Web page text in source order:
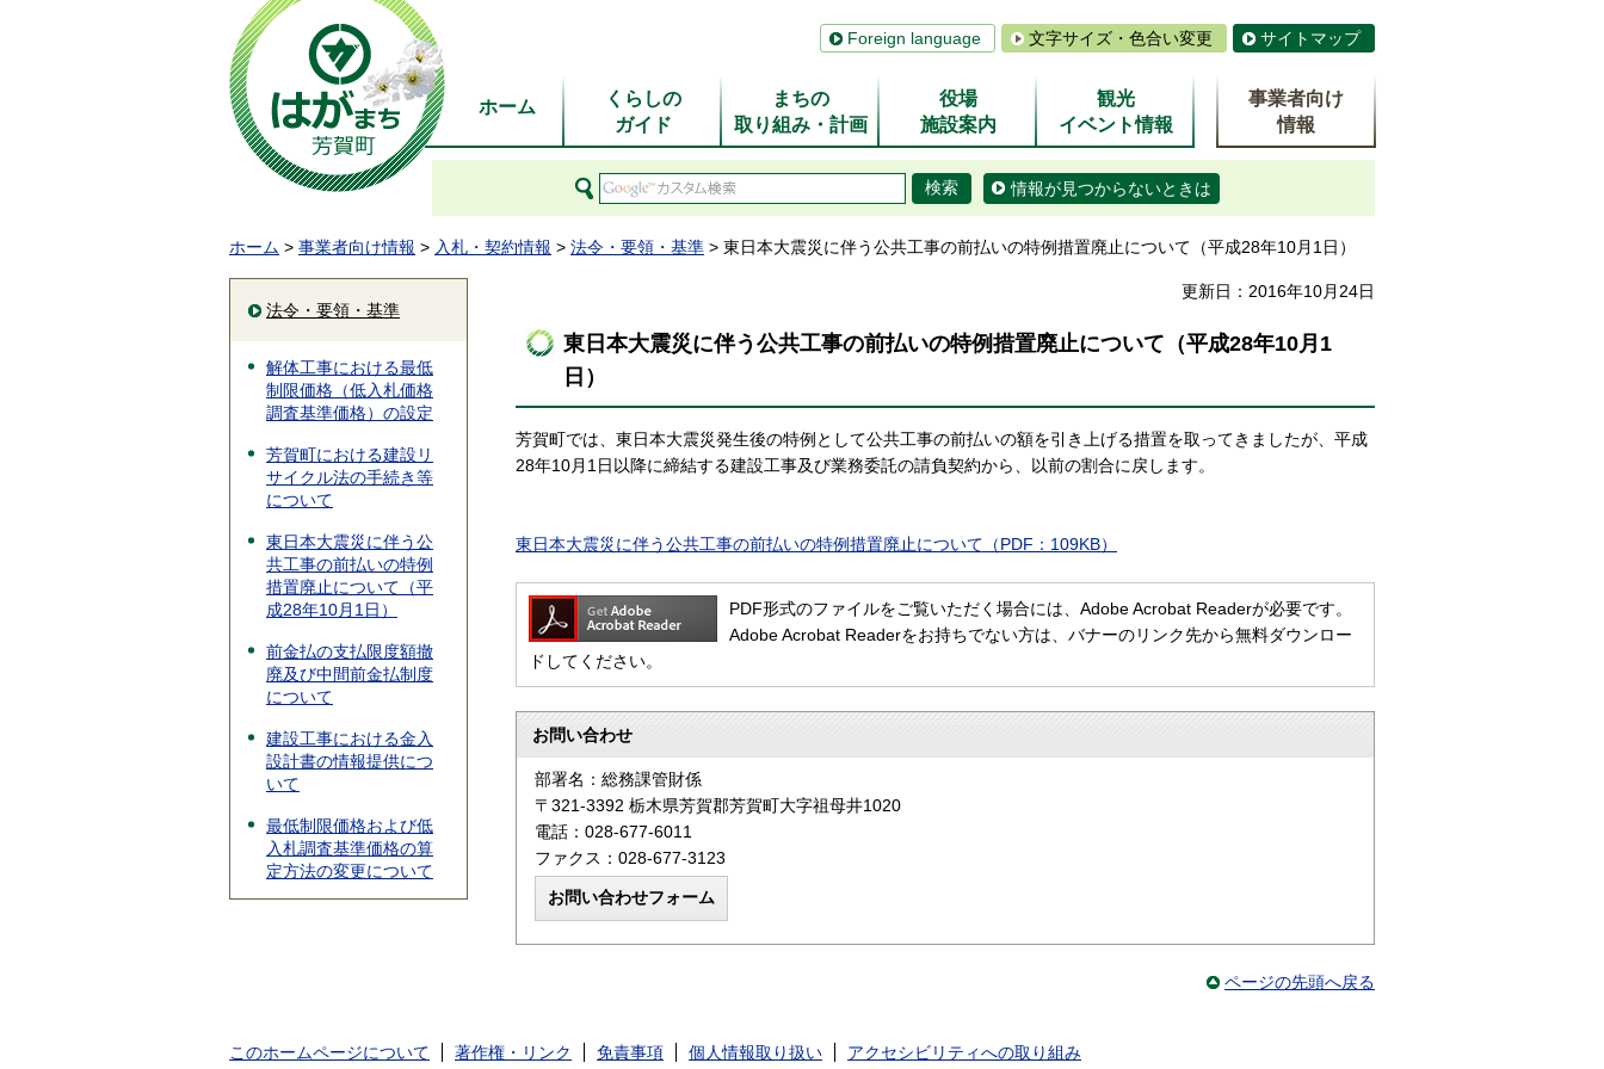
Foreign language 文字サイズ・色合い変更 サイトマップ
ホーム
くらしの
ガイド
まちの
取り組み・計画
役場
施設案内
観光
イベント情報
事業者向け
情報
情報が見つからないときは
ホーム > 事業者向け情報 > 入札・契約情報 > 法令・要領・基準 > 東日本大震災に伴う公共工事の前払いの特例措置廃止について（平成28年10月1日）
法令・要領・基準
解体工事における最低
制限価格（低入札価格
調査基準価格）の設定
芳賀町における建設リ
サイクル法の手続き等
について
東日本大震災に伴う公
共工事の前払いの特例
措置廃止について（平
成28年10月1日）
前金払の支払限度額撤
廃及び中間前金払制度
について
建設工事における金入
設計書の情報提供につ
いて
最低制限価格および低
入札調査基準価格の算
定方法の変更について
更新日：2016年10月24日
東日本大震災に伴う公共工事の前払いの特例措置廃止について（平成28年10月1
日）
芳賀町では、東日本大震災発生後の特例として公共工事の前払いの額を引き上げる措置を取ってきましたが、平成
28年10月1日以降に締結する建設工事及び業務委託の請負契約から、以前の割合に戻します。
東日本大震災に伴う公共工事の前払いの特例措置廃止について（PDF：109KB）
PDF形式のファイルをご覧いただく場合には、Adobe Acrobat Readerが必要です。
Adobe Acrobat Readerをお持ちでない方は、バナーのリンク先から無料ダウンロー
ドしてください。
お問い合わせ
部署名：総務課管財係
〒321-3392 栃木県芳賀郡芳賀町大字祖母井1020
電話：028-677-6011
ファクス：028-677-3123
ページの先頭へ戻る
このホームページについて 著作権・リンク 免責事項 個人情報取り扱い アクセシビリティへの取り組み